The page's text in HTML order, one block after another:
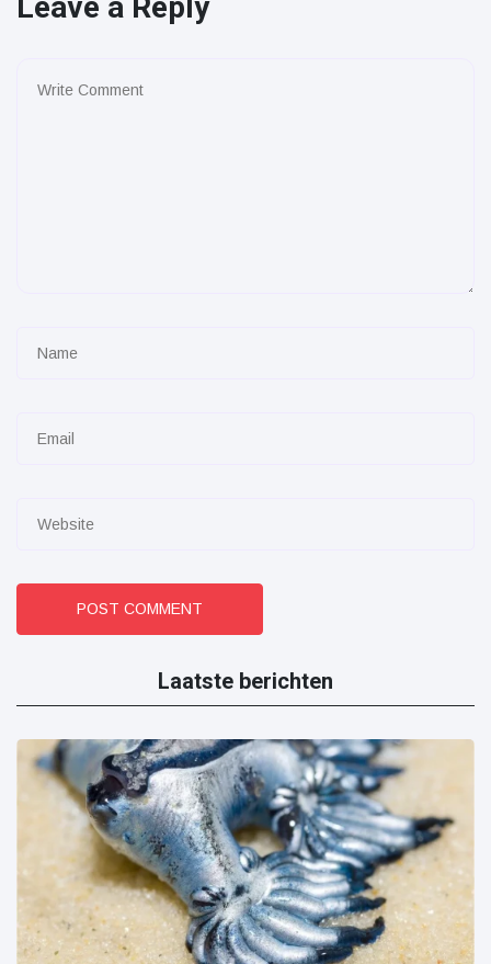
POST COMMENT
Laatste berichten